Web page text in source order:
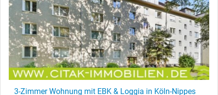
3-Zimmer Wohnung mit EBK & Loggia in Köln-Nippes